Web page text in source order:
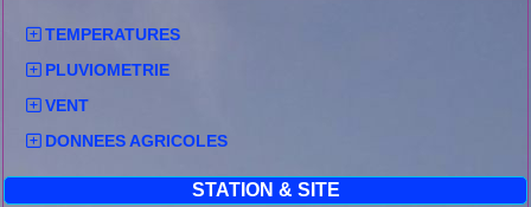
TEMPERATURES
PLUVIOMETRIE
VENT
DONNEES AGRICOLES
STATION & SITE